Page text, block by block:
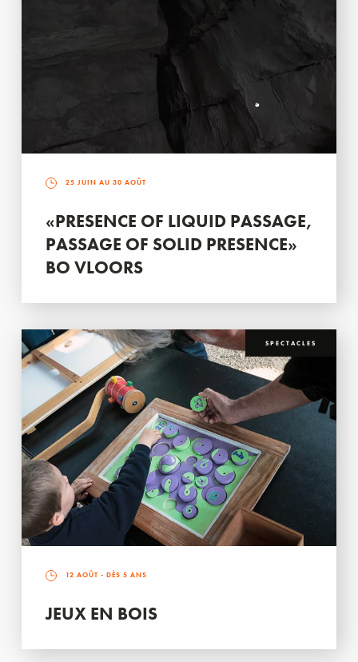
25 JUIN AU 30 AOÛT
«PRESENCE OF LIQUID PASSAGE,
PASSAGE OF SOLID PRESENCE»
BO VLOORS
SPECTACLES
12 AOÛT - DÈS 5 ANS
JEUX EN BOIS